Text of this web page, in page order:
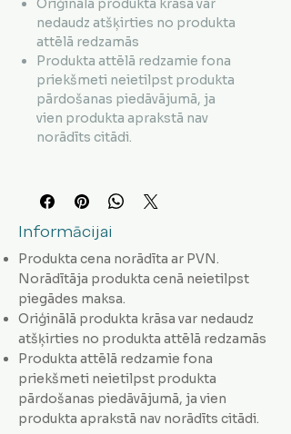
Oriģinālā produkta krāsa var
nedaudz atšķirties no produkta
attēlā redzamās
Produkta attēlā redzamie fona
priekšmeti neietilpst produkta
pārdošanas piedāvājumā, ja
vien produkta aprakstā nav
norādīts citādi.
Informācijai
Produkta cena norādīta ar PVN.
Norādītāja produkta cenā neietilpst
piegādes maksa.
Oriģinālā produkta krāsa var nedaudz
atšķirties no produkta attēlā redzamās
Produkta attēlā redzamie fona
priekšmeti neietilpst produkta
pārdošanas piedāvājumā, ja vien
produkta aprakstā nav norādīts citādi.